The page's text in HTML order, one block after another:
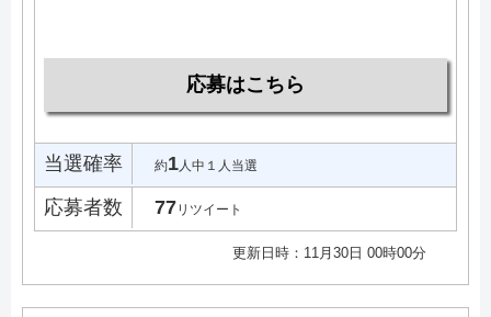
応募はこちら
当選確率 約1人中１人当選
応募者数 77リツイート
更新日時：11月30日 00時00分